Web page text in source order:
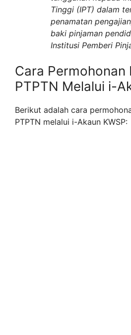
Tinggi (IPT) dalam
penamatan
baki pinjaman
Institusi Pemberi
Cara Permohonan
PTPTN Melalui i-
Berikut adalah cara
PTPTN melalui i-Akaun KWSP: